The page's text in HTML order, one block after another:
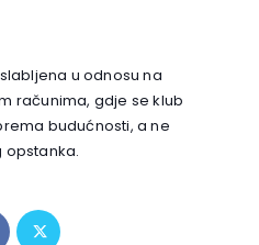
u odnosu na
računima, gdje se klub
budućnosti, a ne
opstanka.